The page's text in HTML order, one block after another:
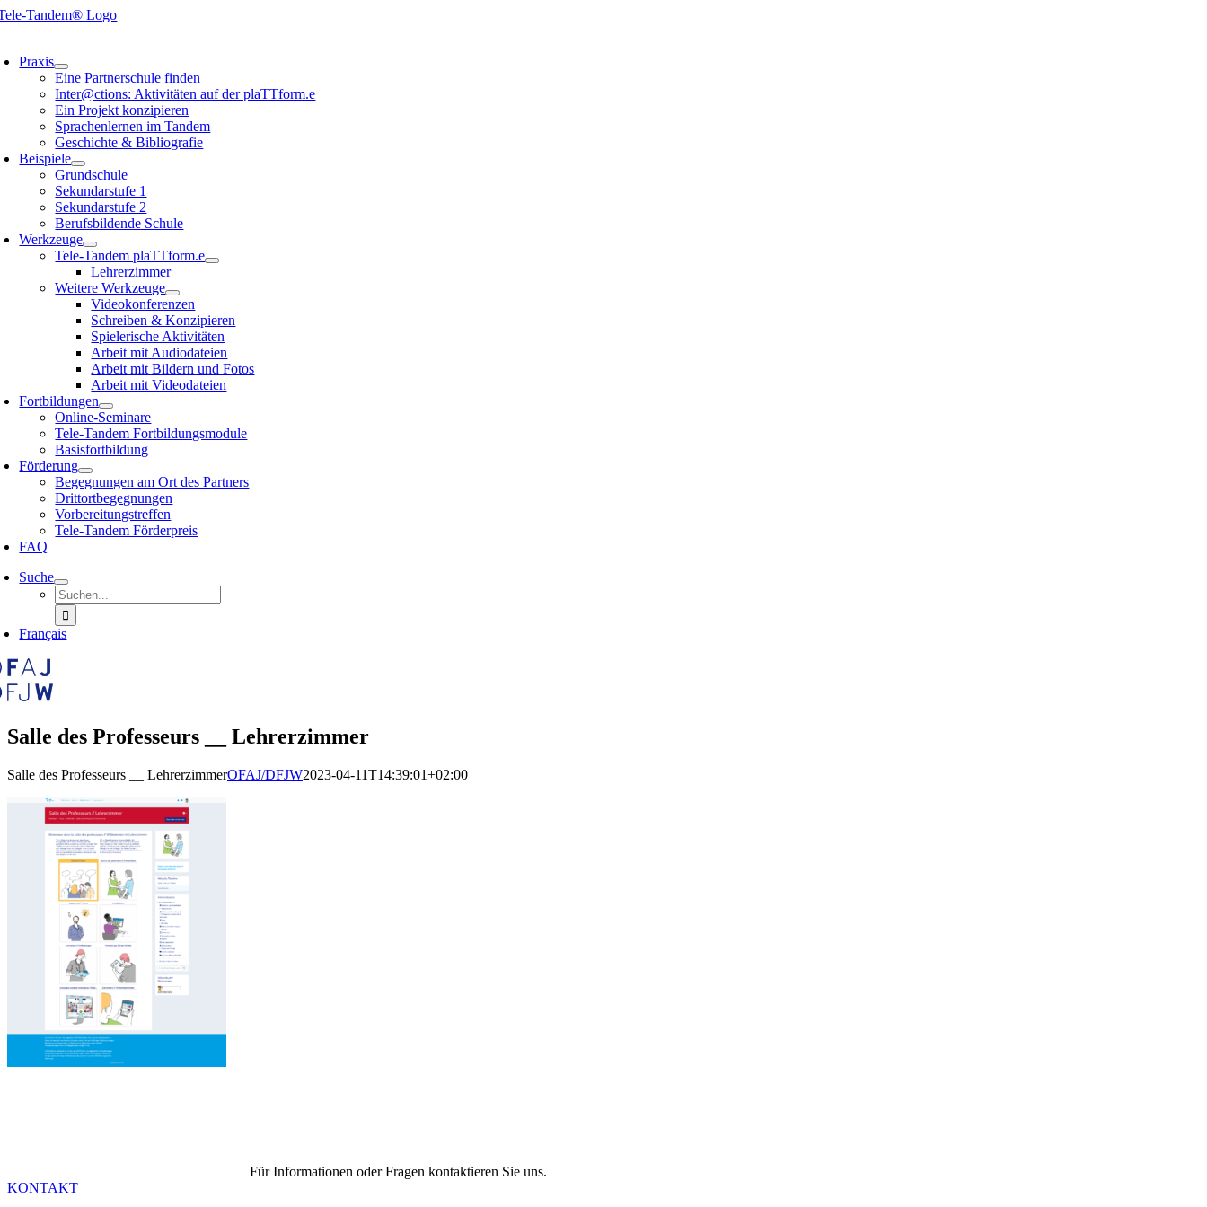
Zum
Praxis
Eine Partnerschule finden
Inter@ctions: Aktivitäten auf der plaTTform.e
Ein Projekt konzipieren
Sprachenlernen im Tandem
Geschichte & Bibliografie
Beispiele
Grundschule
Sekundarstufe 1
Sekundarstufe 2
Berufsbildende Schule
Werkzeuge
Tele-Tandem plaTTform.e
Lehrerzimmer
Weitere Werkzeuge
Videokonferenzen
Schreiben & Konzipieren
Spielerische Aktivitäten
Arbeit mit Audiodateien
Arbeit mit Bildern und Fotos
Arbeit mit Videodateien
Fortbildungen
Online-Seminare
Tele-Tandem Fortbildungsmodule
Basisfortbildung
Förderung
Begegnungen am Ort des Partners
Drittortbegegnungen
Vorbereitungstreffen
Tele-Tandem Förderpreis
FAQ
Suche
Suche
nach:
Français
Salle des Professeurs __ Lehrerzimmer
Salle des Professeurs __ LehrerzimmerOFAJ/DFJW2023-04-11T14:39:01+02:00
Für Informationen oder Fragen kontaktieren Sie uns.
KONTAKT